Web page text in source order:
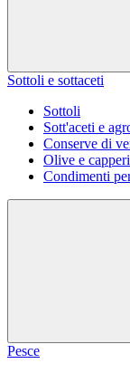
Sottoli e sottaceti
Sottoli
Sott'aceti e
Conserve di
Olive e capperi
Condimenti
Pesce